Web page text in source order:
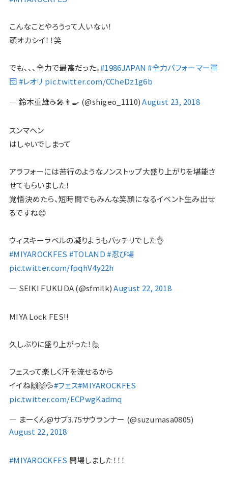
こんなことやろうって人いない！
頭オカシイ！！笑
でも、、、全力で最高だった。#1986JAPAN #全力パフォーマー軍
団#レオリ pic.twitter.com/CCheDz1g6b
— 鈴木重雄☕️🎤👨‍🍳 (@shigeo_1110)August 23, 2018
スンマヘン
はしゃいでしまって
アラフォーには苦行のようなノンストップ大盛り上がりを堪能さ
せてもらいました！
覚悟決めたら、短時間でもみんな笑顔になるイベント生み出せ
るですね😊
ウィスキーラベルの凝りようもバッチリでした👌
#MIYAROCKFES #TOLAND #忍び場
pic.twitter.com/fpqhV4y22h
— SEIKI FUKUDA (@sfmilk)August 22, 2018
MIYA Lock FES!!
久しぶりに盛り上がった！🙋
フェスって楽しく汗を流せるから
イイね🙌🙌💦#フェス#MIYAROCKFES
pic.twitter.com/ECPwgKadmq
— まーくん@サブ3.75サウランナー (@suzumasa0805)
August 22, 2018
#MIYAROCKFES 開場しました！！！